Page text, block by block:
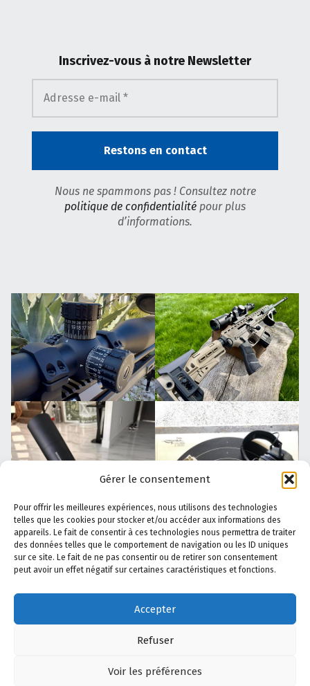
Gérer le consentement
Pour offrir les meilleures expériences, nous utilisons des technologies
telles que les cookies pour stocker et/ou accéder aux informations des
appareils. Le fait de consentir à ces technologies nous permettra de traiter
des données telles que le comportement de navigation ou les ID uniques
sur ce site. Le fait de ne pas consentir ou de retirer son consentement
peut avoir un effet négatif sur certaines caractéristiques et fonctions.
Accepter
Refuser
Voir les préférences
Inscrivez-vous à notre Newsletter
Nous ne spammons pas ! Consultez notre
politique de confidentialité pour plus
d’informations.